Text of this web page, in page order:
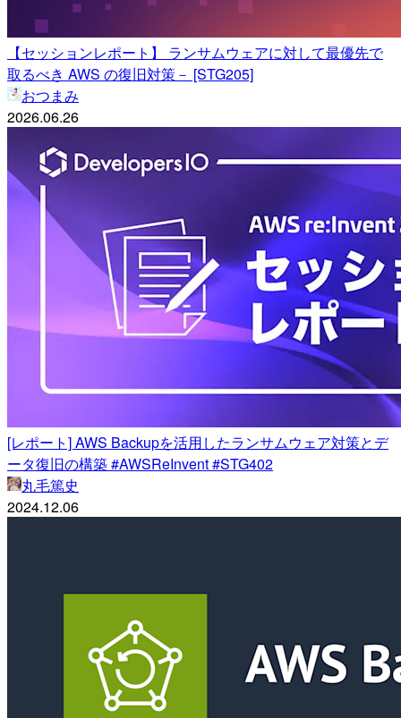
【セッションレポート】 ランサムウェアに対して最優先で
取るべき AWS の復旧対策－ [STG205]
おつまみ
2026.06.26
[レポート] AWS Backupを活用したランサムウェア対策とデ
ータ復旧の構築 #AWSReInvent #STG402
丸毛篤史
2024.12.06